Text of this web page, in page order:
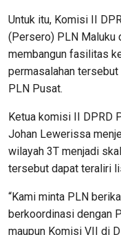
Untuk itu, Komisi II
(Persero) PLN Maluku
membangun fasilitas
permasalahan
PLN Pusat.
Ketua komisi II DPRD
Johan Lewerissa
wilayah 3T menjadi
tersebut dapat teraliri
“Kami minta PLN
berkoordinasi dengan
maupun Komisi VII di